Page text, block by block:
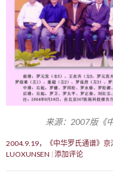
来源：2007版《
2004.9.19，《中华罗氏通谱》京
LUOXUNSEN 添加评论